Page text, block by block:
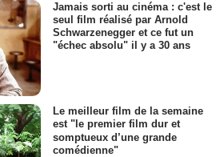
Jamais sorti au cinéma : c'est le
seul film réalisé par Arnold
Schwarzenegger et ce fut un
"échec absolu" il y a 30 ans
Le meilleur film de la semaine
est "le premier film dur et
somptueux d’une grande
comédienne"